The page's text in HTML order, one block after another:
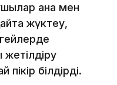
ана мен
жүктеу,
пікір білдірді.